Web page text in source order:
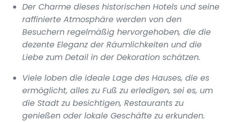
Der Charme dieses historischen Hotels und seine
raffinierte Atmosphäre werden von den
Besuchern regelmäßig hervorgehoben, die die
dezente Eleganz der Räumlichkeiten und die
Liebe zum Detail in der Dekoration schätzen.
Viele loben die ideale Lage des Hauses, die es
ermöglicht, alles zu Fuß zu erledigen, sei es, um
die Stadt zu besichtigen, Restaurants zu
genießen oder lokale Geschäfte zu erkunden.